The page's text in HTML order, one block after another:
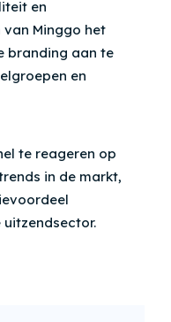
en
Minggo het
branding aan te
en
te reageren op
in de markt,